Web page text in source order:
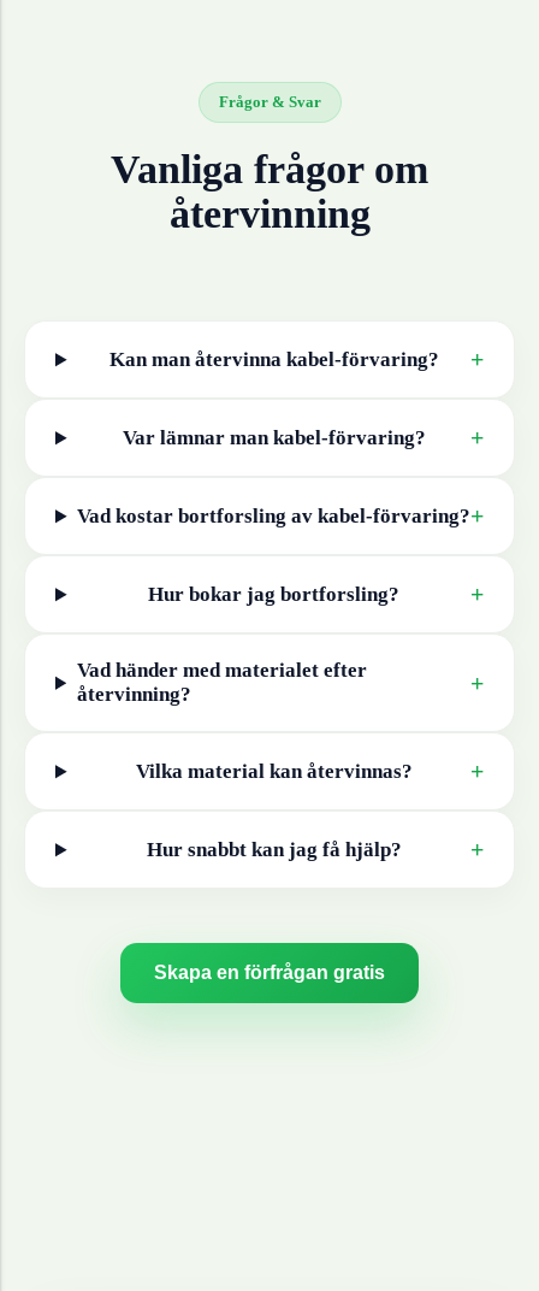
Frågor & Svar
Vanliga frågor om
återvinning
Kan man återvinna kabel-förvaring? +
Var lämnar man kabel-förvaring? +
Vad kostar bortforsling avkabel-förvaring?+
Hur bokar jag bortforsling? +
Vad händer med materialet efter
återvinning?
+
Vilka material kan återvinnas? +
Hur snabbt kan jag få hjälp? +
Skapa en förfrågan gratis